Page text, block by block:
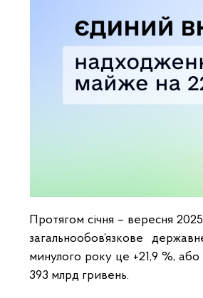
Протягом січня – вересня
загальнообов’язкове
минулого року це +21,9 %,
393 млрд гривень.